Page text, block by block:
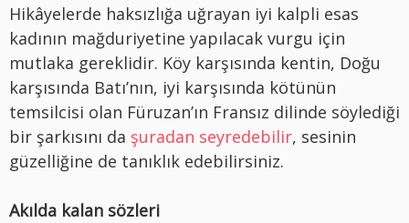
Hikâyelerde haksızlığa uğrayan iyi kalpli esas
kadının mağduriyetine yapılacak vurgu için
mutlaka gereklidir. Köy karşısında kentin, Doğu
karşısında Batı’nın, iyi karşısında kötünün
temsilcisi olan Füruzan’ın Fransız dilinde söylediği
bir şarkısını da şuradan seyredebilir, sesinin
güzelliğine de tanıklık edebilirsiniz.
Akılda kalan sözleri